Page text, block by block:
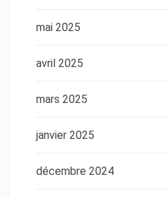
mai 2025
avril 2025
mars 2025
janvier 2025
décembre 2024